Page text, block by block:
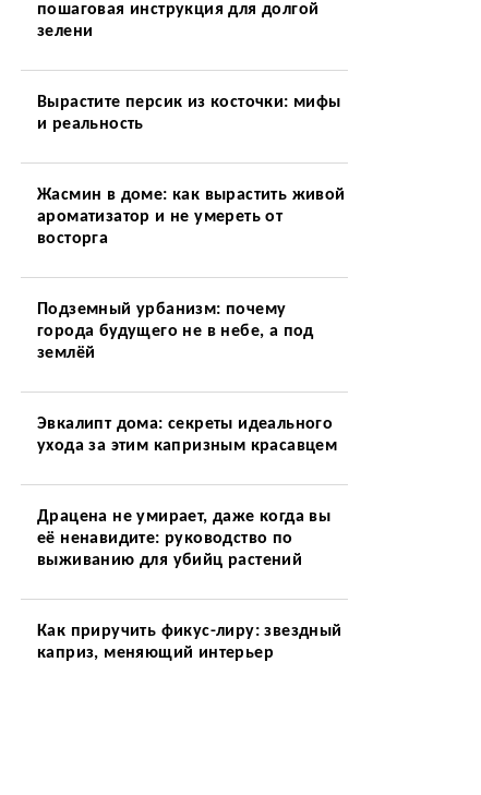
пошаговая инструкция для долгой
зелени
Вырастите персик из косточки: мифы
и реальность
Жасмин в доме: как вырастить живой
ароматизатор и не умереть от
восторга
Подземный урбанизм: почему
города будущего не в небе, а под
землёй
Эвкалипт дома: секреты идеального
ухода за этим капризным красавцем
Драцена не умирает, даже когда вы
её ненавидите: руководство по
выживанию для убийц растений
Как приручить фикус-лиру: звездный
каприз, меняющий интерьер